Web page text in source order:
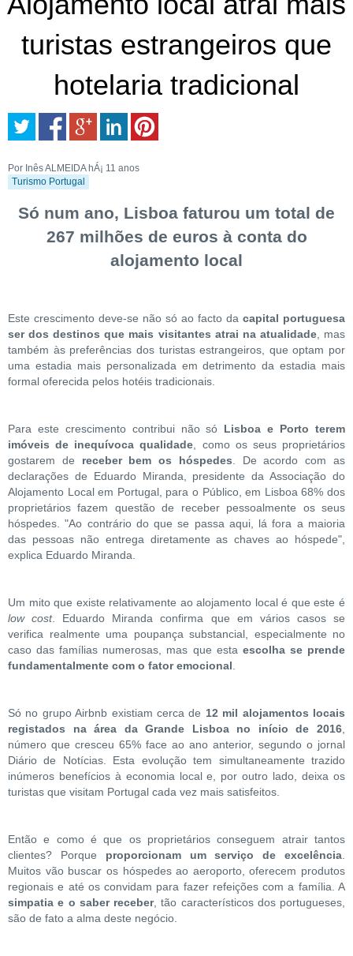
turistas estrangeiros que
hotelaria tradicional
Por Inês ALMEIDA hÁ¡ 11 anos
Turismo Portugal
Só num ano, Lisboa faturou um total de
267 milhões de euros à conta do
alojamento local
Este crescimento deve-se não só ao facto da capital portuguesa
ser dos destinos que mais visitantes atrai na atualidade, mas
também às preferências dos turistas estrangeiros, que optam por
uma estadia mais personalizada em detrimento da estadia mais
formal oferecida pelos hotéis tradicionais.
Para este crescimento contribui não só Lisboa e Porto terem
imóveis de inequívoca qualidade , como os seus proprietários
gostarem de receber bem os hóspedes . De acordo com as
declarações de Eduardo Miranda, presidente da Associação do
Alojamento Local em Portugal, para o Público, em Lisboa 68% dos
proprietários fazem questão de receber pessoalmente os seus
hóspedes. "Ao contrário do que se passa aqui, lá fora a maioria
das pessoas não entrega diretamente as chaves ao hóspede",
explica Eduardo Miranda.
Um mito que existe relativamente ao alojamento local é que este é
low cost. Eduardo Miranda confirma que em vários casos se
verifica realmente uma poupança substancial, especialmente no
caso das famílias numerosas, mas que esta escolha se prende
fundamentalmente com o fator emocional
Só no grupo Airbnb existiam cerca de 12 mil alojamentos locais
registados na área da Grande Lisboa no início de 2016
número que cresceu 65% face ao ano anterior, segundo o jornal
Diário de Notícias. Esta evolução tem simultaneamente trazido
inúmeros benefícios à economia local e, por outro lado, deixa os
turistas que visitam Portugal cada vez mais satisfeitos.
Então e como é que os proprietários conseguem atrair tantos
clientes? Porque proporcionam um serviço de excelência
Muitos vão buscar os hóspedes ao aeroporto, oferecem produtos
regionais e até os convidam para fazer refeições com a família. A
simpatia e o saber receber, tão característicos dos portugueses,
são de fato a alma deste negócio.